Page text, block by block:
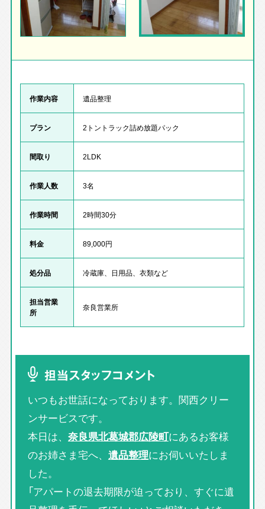
作業内容 遺品整理
プラン 2トントラック詰め放題パック
間取り 2LDK
作業人数 3名
作業時間 2時間30分
料金 89,000円
処分品 冷蔵庫、日用品、衣類など
担当営業
所
奈良営業所
担当スタッフコメント
いつもお世話になっております。関西クリー
ンサービスです。
本日は、 奈良県北葛城郡広陵町にあるお客様
のお姉さま宅へ、 遺品整理にお伺いいたしま
した。
「アパートの退去期限が迫っており、すぐに遺